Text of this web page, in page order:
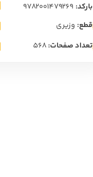
شعر کهن فارسی
شرح و تفسیر متون کهن
بارکد:
قطع: وزیری
تعداد صفحات: 568